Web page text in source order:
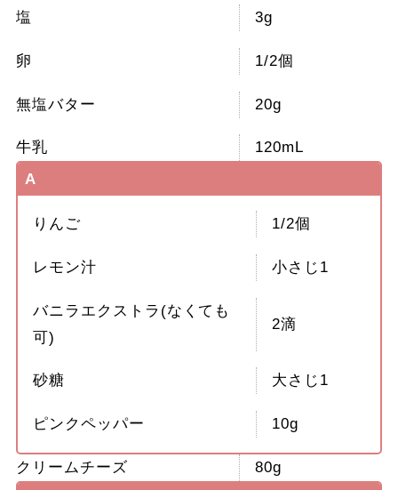
塩 3g
卵 1/2個
無塩バター 20g
牛乳
120mL
A
りんご 1/2個
レモン汁 小さじ1
バニラエクストラ(なくても
可)
2滴
砂糖 大さじ1
ピンクペッパー 10g
クリームチーズ
80g